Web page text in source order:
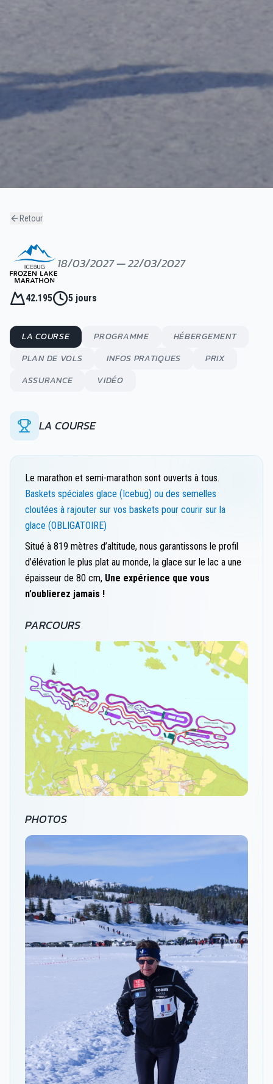
Retour
18/03/2027 — 22/03/2027
42.195 5 jours
LA COURSE PROGRAMME
HÉBERGEMENT
PLAN DE VOLS
INFOS PRATIQUES
PRIX
ASSURANCE
VIDÉO
LA COURSE
Le marathon et semi-marathon sont ouverts à tous.
Baskets spéciales glace (Icebug) ou des semelles
cloutées à rajouter sur vos baskets pour courir sur la
glace (OBLIGATOIRE)
Situé à 819 mètres d’altitude, nous garantissons le profil
d’élévation le plus plat au monde, la glace sur le lac a une
épaisseur de 80 cm, Une expérience que vous
n’oublierez jamais !
PARCOURS
PHOTOS